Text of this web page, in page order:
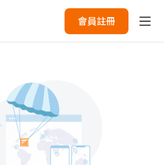
會員註冊